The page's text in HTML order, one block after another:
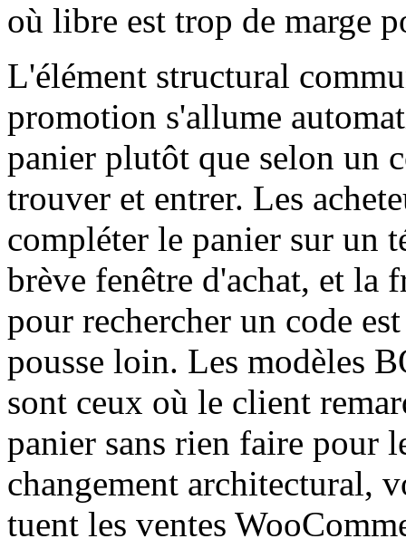
où libre est trop de marge
L'élément structural
promotion s'allume
panier plutôt que selon un
trouver et entrer. Les
compléter le panier sur un
brève fenêtre d'achat, et
pour rechercher un code
pousse loin. Les modèles
sont ceux où le client
panier sans rien faire pour
changement architectural,
tuent les ventes